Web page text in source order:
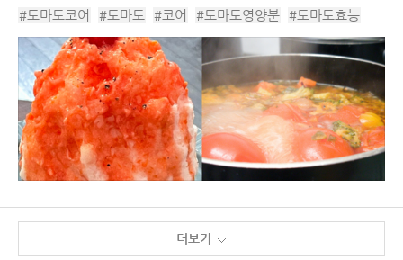
으로 우뚝 섰습니다. 이른바 ‘토마토 코어(Tomato-core)’라 불리
#토마토코어 #토마토 #코어 #토마토영양분 #토마토효능
#토마토레시피 #토마토요리 #슈퍼푸드 #저속노화
#헬시플레저 #토마토종류 #토마토빙수 #단마토
#토마토가공시장
#토마토품종
더보기